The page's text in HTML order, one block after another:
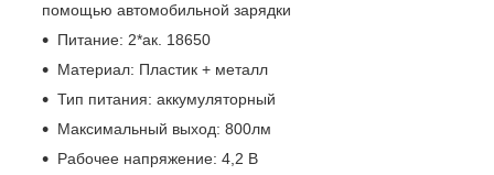
помощью автомобильной зарядки
Питание: 2*ак. 18650
Материал: Пластик + металл
Тип питания: аккумуляторный
Максимальный выход: 800лм
Рабочее напряжение: 4,2 В